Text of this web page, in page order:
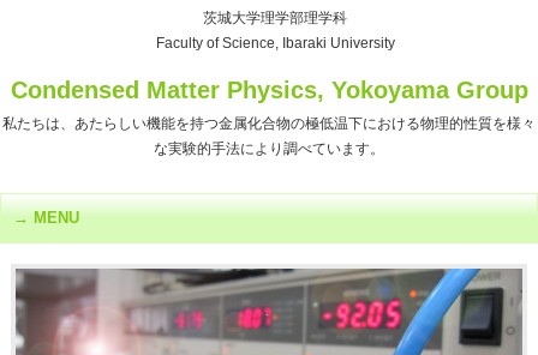
茨城大学理学部理学科
Faculty of Science, Ibaraki University
Condensed Matter Physics, Yokoyama Group
私たちは、あたらしい機能を持つ金属化合物の極低温下における物理的性質を様々
な実験的手法により調べています。
MENU